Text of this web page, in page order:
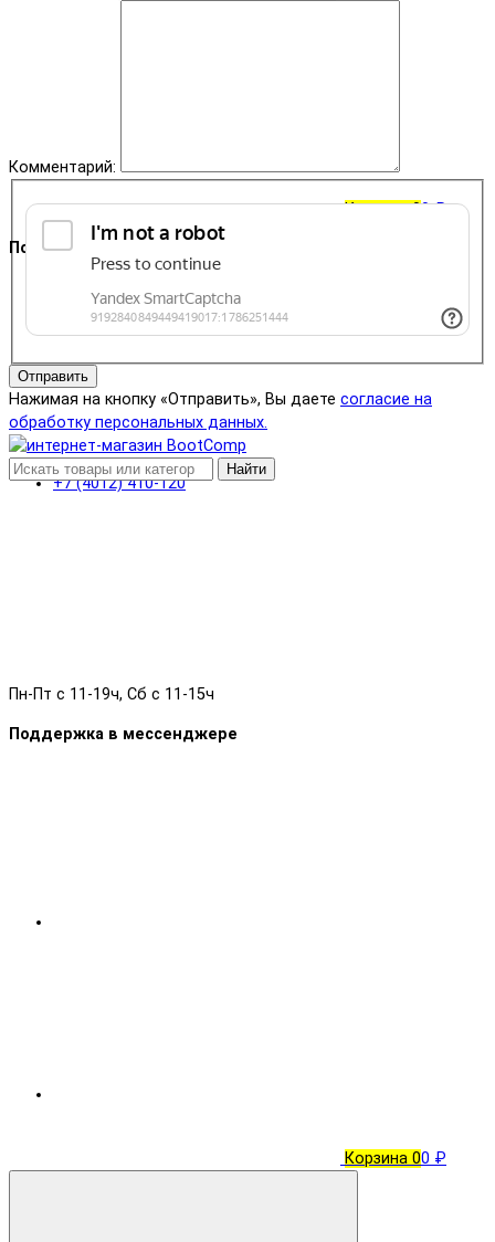
Корзина 00 ₽
Поддержка
+7 (4012) 410-120
Пн-Пт с 11-19ч, Сб с 11-15ч
Поддержка в мессенджере
Комментарий:
Отправить
Нажимая на кнопку «Отправить», Вы даете согласие на
обработку персональных данных.
Найти
Корзина 00 ₽